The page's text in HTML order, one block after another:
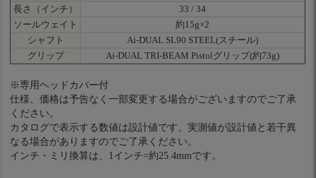
長さ（インチ）
33 / 34
ソールウェイト
約15g×2
シャフト
Ai-DUAL SL90 STEEL(スチール)
グリップ
Ai-DUAL TRI-BEAM Pistolグリップ(約73g)
※専用ヘッドカバー付
仕様、価格は予告なく一部変更する場合がございますのでご了承
ください。
カタログで表示する数値は設計値です。実測値が設計値と若干異
なる場合がありますのでご了承ください。
インチ・ミリ換算は、1インチ=約25.4mmです。